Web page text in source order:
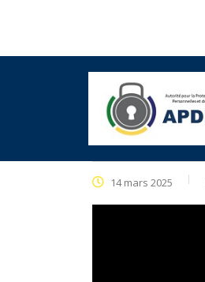
14 mars 2025